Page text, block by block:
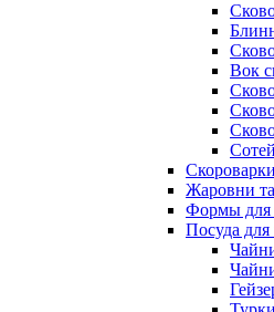
Вок
Скороварки
Жаровни
Формы для
Посуда для